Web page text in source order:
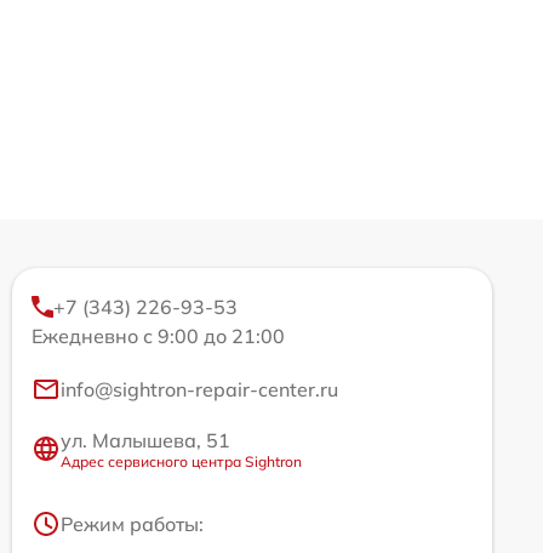
+7 (343) 226-93-53
Ежедневно с 9:00 до 21:00
info@sightron-repair-center.ru
ул. Малышева, 51
Адрес сервисного центра Sightron
Режим работы: